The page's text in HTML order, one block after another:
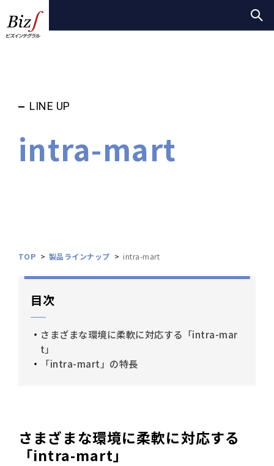
LINE UP
intra-mart
TOP 製品ラインナップ intra-mart
目次
さまざまな環境に柔軟に対応する「intra-mar
t」
「intra-mart」の特長
さまざまな環境に柔軟に対応する
「intra-mart」